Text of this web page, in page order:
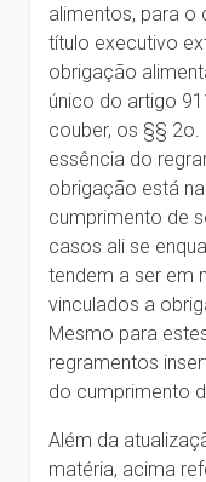
alimentos, para o
título executivo
obrigação
único do artigo
couber, os §§ 2o.
essência do
obrigação está
cumprimento de
casos ali se
tendem a ser em
vinculados a
Mesmo para
regramentos
do cumprimento
Além da
matéria, acima